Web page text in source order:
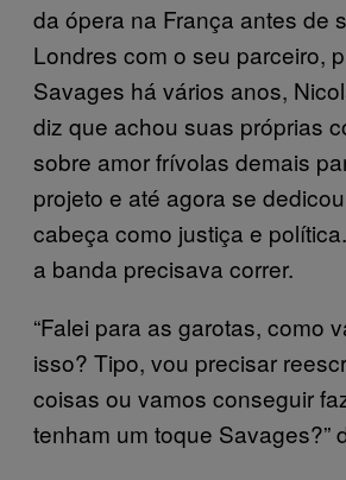
da ópera na França antes de
Londres com o seu parceiro,
Savages há vários anos,
diz que achou suas próprias
sobre amor frívolas demais
projeto e até agora se
cabeça como justiça e
a banda precisava correr.
“Falei para as garotas, como
isso? Tipo, vou precisar
coisas ou vamos conseguir
tenham um toque Savages?”